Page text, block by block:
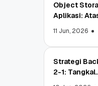
Object
Aplikasi:
11 Jun, 2026
Strategi
2-1: Tangkal